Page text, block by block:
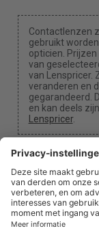
Contactlenzen
gebruikt
opticien.
van
van Lenspricer.
veranderen en
gegarandeerd.
en kan deels
Lenspricer.
We kunnen